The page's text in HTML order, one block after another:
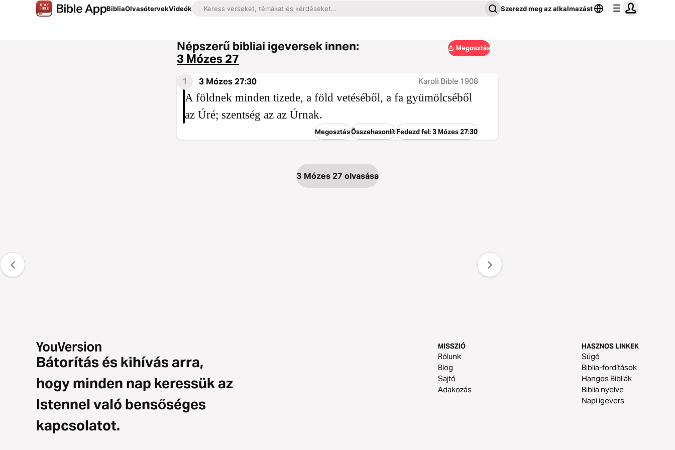
BibliaOlvasótervekVideók Szerezd meg az alkalmazást
Népszerű bibliai igeversek innen:
3 Mózes 27
Megosztás
1 3 Mózes 27:30 Karoli Bible 1908
A földnek minden tizede, a föld vetéséből, a fa gyümölcséből
az Úré; szentség az az Úrnak.
MegosztásÖsszehasonlítFedezd fel: 3 Mózes 27:30
3 Mózes 27 olvasása
Bátorítás és kihívás arra,
hogy minden nap keressük az
Istennel való bensőséges
kapcsolatot.
MISSZIÓ
Rólunk
Blog
Sajtó
Adakozás
HASZNOS LINKEK
Súgó
Biblia-fordítások
Hangos Bibliák
Biblia nyelve
Napi igevers